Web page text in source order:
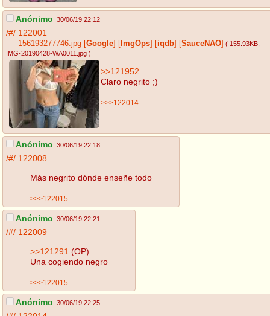
Anónimo 30/06/19 22:12
/#/ 122001
156193277746.jpg Google ImgOps iqdb SauceNAO ( 155.93KB
IMG-20190428-WA0011.jpg )
>>121952
Claro negrito ;)
>>>122014
Anónimo 30/06/19 22:18
/#/ 122008
Más negrito dónde enseñe todo
>>>122015
Anónimo 30/06/19 22:21
/#/ 122009
>>121291 (OP)
Una cogiendo negro
>>>122015
Anónimo 30/06/19 22:25